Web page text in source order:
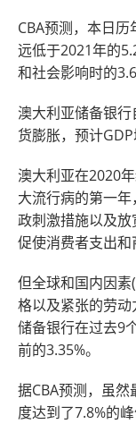
CBA预测，本日历
远低于2021年的
和社会影响时的
澳大利亚储备银
货膨胀，预计GDP
澳大利亚在2020
大流行病的第一
政刺激措施以及放
促使消费者支出和
但全球和国内因
格以及紧张的劳
储备银行在过去9
前的3.35%。
据CBA预测，虽
度达到了7.8%的